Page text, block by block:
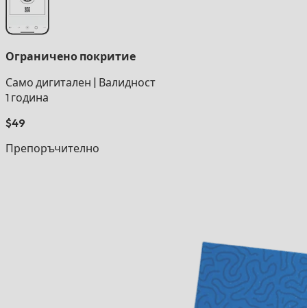
Ограничено покритие
Само дигитален
Валидност
1 година
$49
Препоръчително